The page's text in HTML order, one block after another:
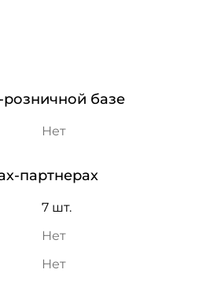
базе
Нет
партнерах
7 шт.
Нет
Нет